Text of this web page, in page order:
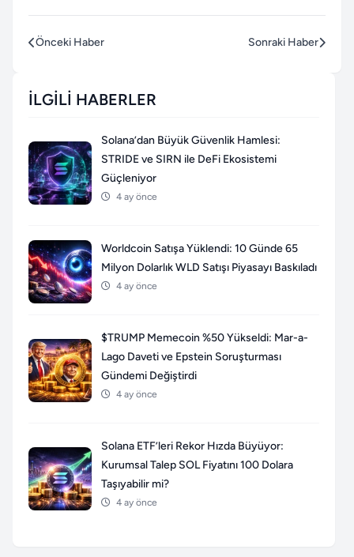
Önceki Haber Sonraki Haber
İLGILI HABERLER
Solana’dan Büyük Güvenlik Hamlesi:
STRIDE ve SIRN ile DeFi Ekosistemi
Güçleniyor
4 ay önce
Worldcoin Satışa Yüklendi: 10 Günde 65
Milyon Dolarlık WLD Satışı Piyasayı Baskıladı
4 ay önce
$TRUMP Memecoin %50 Yükseldi: Mar-a-
Lago Daveti ve Epstein Soruşturması
Gündemi Değiştirdi
4 ay önce
Solana ETF’leri Rekor Hızda Büyüyor:
Kurumsal Talep SOL Fiyatını 100 Dolara
Taşıyabilir mi?
4 ay önce